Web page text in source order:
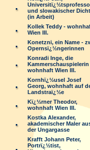
und slowakischer
(in Arbeit)
Kollek Teddy -
Wien III.
Konetzni, ein Name -
Opernsï¿½ngerinnen
Konradi Inge, die
Kammerschauspielerin
wohnhaft Wien III.
Kornhï¿½usel Josef
Georg, wohnhaft auf
Landstraï¿½e
Kï¿½rner Theodor,
wohnhaft Wien III.
Kostka Alexander,
akademischer Maler
der Ungargasse
Krafft Johann Peter,
Portrï¿½tist,